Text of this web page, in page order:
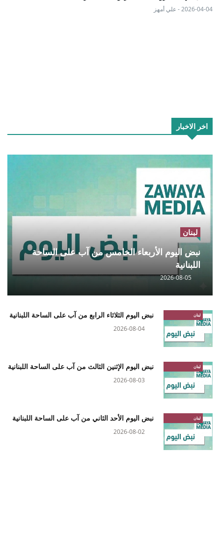
2026-04-04 - علي أمهز
اخر الاخبار
لبنان
نبض اليوم الأربعاء الخامس من آب على الساحة
اللبنانية
2026-08-05
لبنان نبض اليوم الثلاثاء الرابع من آب على الساحة اللبنانية
2026-08-04
لبنان نبض اليوم الإثنين الثالث من آب على الساحة اللبنانية
2026-08-03
لبنان نبض اليوم الأحد الثاني من آب على الساحة اللبنانية
2026-08-02